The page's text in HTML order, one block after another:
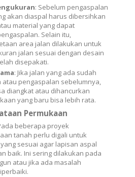
: Sebelum pengaspalan
akan diaspal harus dibersihkan
material yang dapat
Selain itu,
area jalan dilakukan untuk
jalan sesuai dengan desain
disepakati.
: Jika jalan yang ada sudah
atau pengaspalan sebelumnya,
diangkat atau dihancurkan
yang baru bisa lebih rata.
Permukaan
beberapa proyek
tanah perlu digali untuk
sesuai agar lapisan aspal
baik. Ini sering dilakukan pada
atau jika ada masalah